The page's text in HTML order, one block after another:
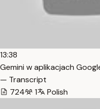
13:38
Gemini w aplikacjach
— Transcript
724
1 Polish